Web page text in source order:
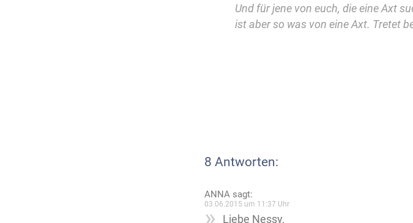
Und für jene von euch, die eine Axt
ist aber so was von eine Axt. Tretet
8 Antworten:
ANNA sagt:
03.06.2015 um 11:37 Uhr
Liebe Nessy,